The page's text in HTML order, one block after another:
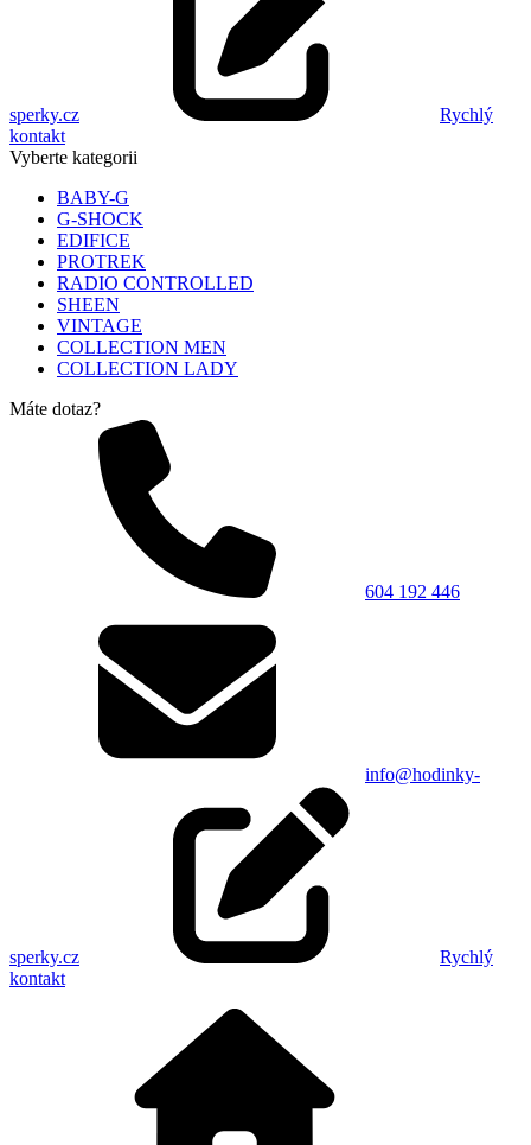
sperky.cz
Rychlý
kontakt
Vyberte kategorii
BABY-G
G-SHOCK
EDIFICE
PROTREK
RADIO CONTROLLED
SHEEN
VINTAGE
COLLECTION MEN
COLLECTION LADY
Máte dotaz?
604 192 446
info@hodinky-
sperky.cz
Rychlý
kontakt